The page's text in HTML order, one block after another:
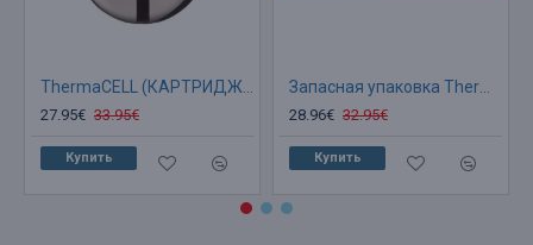
27.95€ 33.95€
Купить
28.96€ 32.95€
Купить